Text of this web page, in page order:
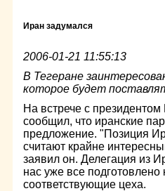
Иран задумался
2006-01-21 11:55:13
В Тегеране
которое будет
На встрече с
сообщил, что иранские
предложение. "Позиция
считают крайне
заявил он. Делегация из
нас уже все подготовлено
соответствующие цеха.